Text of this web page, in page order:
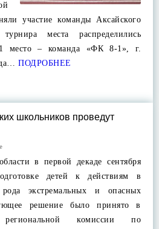
участие команды Аксайского
места распределились
место – команда «ФК 8-1», г.
ПОДРОБНЕЕ
школьников проведут
в первой декаде сентября
детей к действиям в
рода экстремальных и опасных
решение было принято в
комиссии по